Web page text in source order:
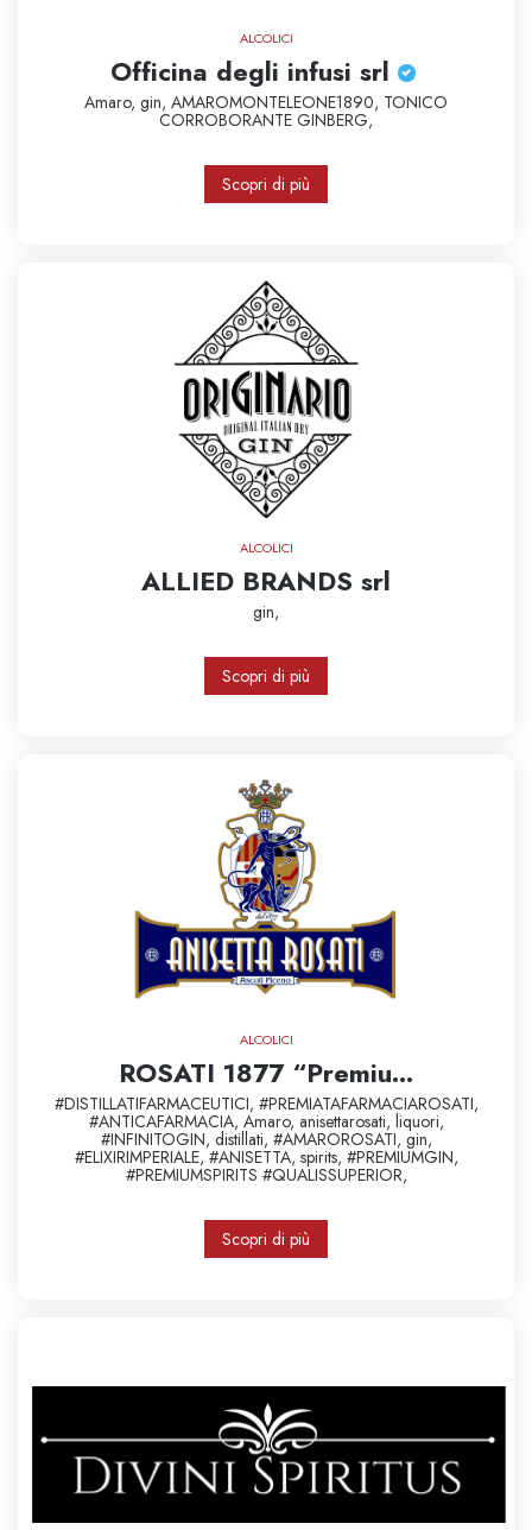
ALCOLICI
Officina degli infusi srl
Amaro, gin, AMAROMONTELEONE1890, TONICO
CORROBORANTE GINBERG,
Scopri di più
ALCOLICI
ALLIED BRANDS srl
gin,
Scopri di più
ALCOLICI
ROSATI 1877 “Premiu...
#DISTILLATIFARMACEUTICI, #PREMIATAFARMACIAROSATI,
#ANTICAFARMACIA, Amaro, anisettarosati, liquori,
#INFINITOGIN, distillati, #AMAROROSATI, gin,
#ELIXIRIMPERIALE, #ANISETTA, spirits, #PREMIUMGIN,
#PREMIUMSPIRITS #QUALISSUPERIOR,
Scopri di più